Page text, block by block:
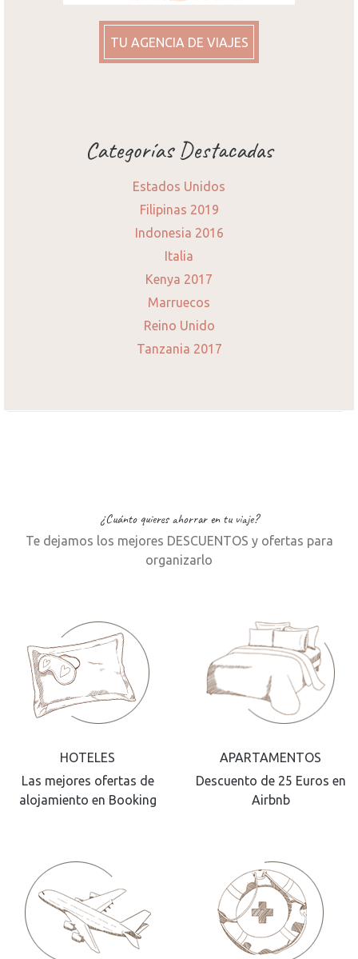
TU AGENCIA DE VIAJES
Categorías Destacadas
Estados Unidos
Filipinas 2019
Indonesia 2016
Italia
Kenya 2017
Marruecos
Reino Unido
Tanzania 2017
¿Cuánto quieres ahorrar en tu viaje?
Te dejamos los mejores DESCUENTOS y ofertas para
organizarlo
HOTELES
Las mejores ofertas de
alojamiento en Booking
APARTAMENTOS
Descuento de 25 Euros en
Airbnb